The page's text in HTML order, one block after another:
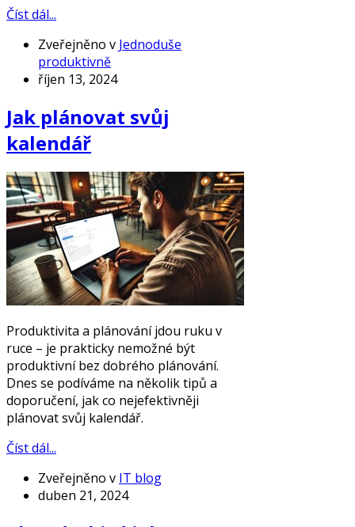
Číst dál...
Zveřejněno v Jednoduše
produktivně
říjen 13, 2024
Jak plánovat svůj
kalendář
Produktivita a plánování jdou ruku v
ruce – je prakticky nemožné být
produktivní bez dobrého plánování.
Dnes se podíváme na několik tipů a
doporučení, jak co nejefektivněji
plánovat svůj kalendář.
Číst dál...
Zveřejněno v IT blog
duben 21, 2024